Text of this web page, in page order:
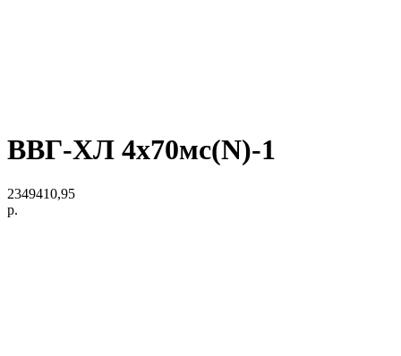
ВВГ-ХЛ 4х70мс(N)-1
2349410,95
р.